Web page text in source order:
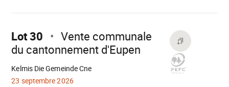
Aller
Lot 30
Vente communale
du cantonnement d'Eupen
23 septembre 2026
Kelmis Die Gemeinde Cne
Chargement